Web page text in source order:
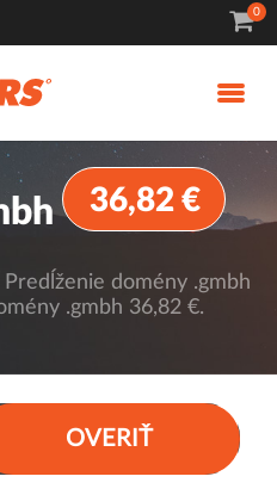
0
36,82 €
domény .gmbh
.gmbh 36,82 €.
OVERIŤ